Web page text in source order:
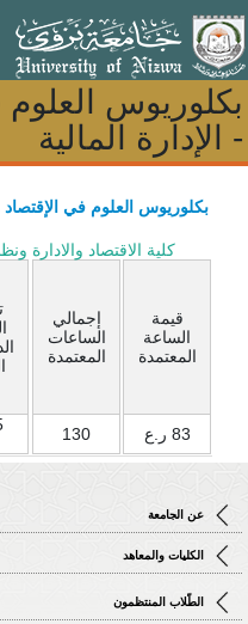
بكلوريوس العلوم
- الإدارة المالية
بكلوريوس العلوم
- الإدارة المالية
بكلوريوس العلوم في الإقتصاد
كلية الاقتصاد والادارة
قيمة
الساعة
المعتمدة
إجمالي
الساعات
المعتمدة
83 ر.ع
130
عن الجامعة
الكليات والمعاهد
الطّلاب المنتظمون